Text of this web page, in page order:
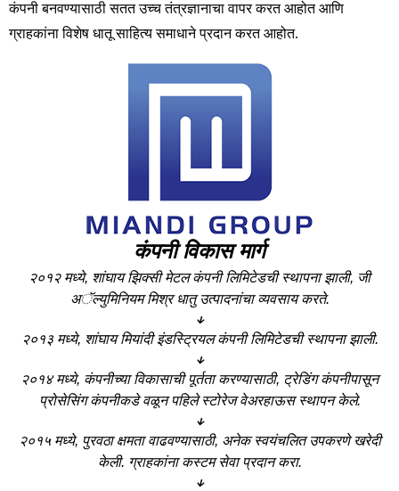
कंपनी बनवण्यासाठी सतत उच्च तंत्रज्ञानाचा वापर करत आहोत आणि
ग्राहकांना विशेष धातू साहित्य समाधाने प्रदान करत आहोत.
कंपनी विकास मार्ग
२०१२ मध्ये, शांघाय झिक्सी मेटल कंपनी लिमिटेडची स्थापना झाली, जी
अॅल्युमिनियम मिश्र धातु उत्पादनांचा व्यवसाय करते.
↓
२०१३ मध्ये, शांघाय मियांदी इंडस्ट्रियल कंपनी लिमिटेडची स्थापना झाली.
↓
२०१४ मध्ये, कंपनीच्या विकासाची पूर्तता करण्यासाठी, ट्रेडिंग कंपनीपासून
प्रोसेसिंग कंपनीकडे वळून पहिले स्टोरेज वेअरहाऊस स्थापन केले.
↓
२०१५ मध्ये, पुरवठा क्षमता वाढवण्यासाठी, अनेक स्वयंचलित उपकरणे खरेदी
केली. ग्राहकांना कस्टम सेवा प्रदान करा.
↓